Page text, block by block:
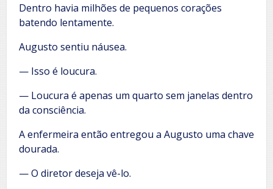
Dentro havia milhões de pequenos corações
batendo lentamente.
Augusto sentiu náusea.
— Isso é loucura.
— Loucura é apenas um quarto sem janelas dentro
da consciência.
A enfermeira então entregou a Augusto uma chave
dourada.
— O diretor deseja vê-lo.